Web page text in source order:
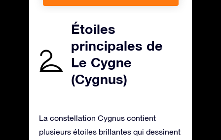
Étoiles
principales de
Le Cygne
(Cygnus)
La constellation Cygnus contient
plusieurs étoiles brillantes qui dessinent